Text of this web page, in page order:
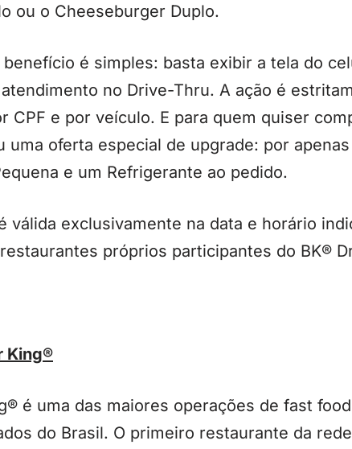
ou o Cheeseburger Duplo.
é simples: basta exibir a tela do
no Drive-Thru. A ação é
CPF e por veículo. E para quem quiser
uma oferta especial de upgrade: por
e um Refrigerante ao pedido.
válida exclusivamente na data e horário
próprios participantes do BK®
King®
é uma das maiores operações de fast
do Brasil. O primeiro restaurante da